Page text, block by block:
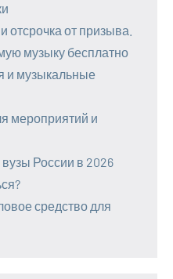
отсрочка от призыва.
музыку бесплатно
и музыкальные
мероприятий и
России в 2026
средство для